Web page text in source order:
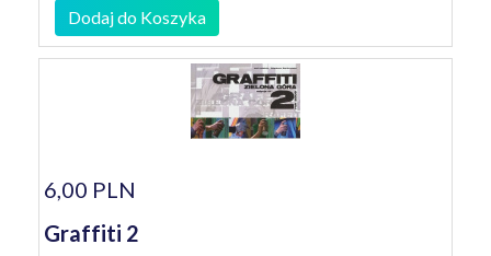
Dodaj do Koszyka
6,00 PLN
Graffiti 2